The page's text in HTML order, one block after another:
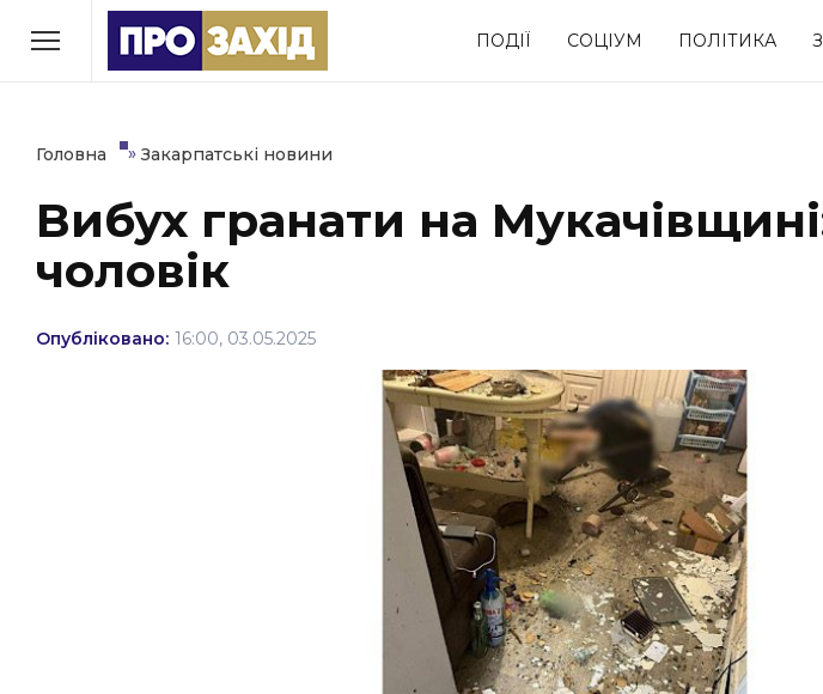
ПОДІЇ СОЦІУМ ПОЛІТИКА
РУБРИКИ
Економіка
Політика Соціум Спорт
Втрачений Ужгород
ЗАКАРПАТСЬКІ НОВИНИ
НОВИНИ ЗАХІДНОЇ УКРАЇНИ
Головна » Закарпатські новини
Вибух гранати на
чоловік
Опубліковано: 16:00, 03.05.2025